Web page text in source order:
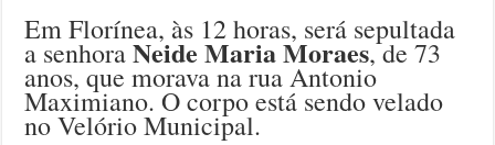
Em Florínea, às 12 horas, será sepultada
a senhoraNeide Maria Moraes, de 73
anos, que morava na rua Antonio
Maximiano. O corpo está sendo velado
no Velório Municipal.